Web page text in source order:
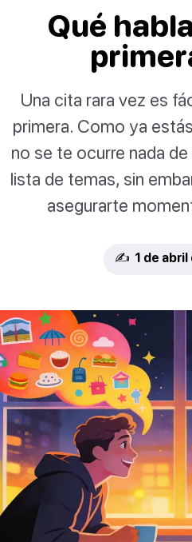
Qué
Una cita rara vez es
primera. Como ya
no se te ocurre nada
lista de temas, sin
asegurarte
✍️ 1 de abril